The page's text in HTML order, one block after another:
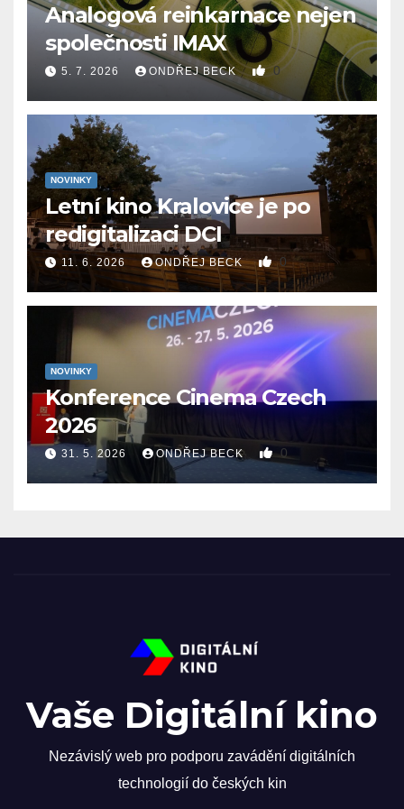
Analogová reinkarnace nejen
společnosti IMAX
5. 7. 2026 ONDŘEJ BECK 0
NOVINKY
Letní kino Kralovice je po
redigitalizaci DCI
11. 6. 2026 ONDŘEJ BECK 0
NOVINKY
Konference Cinema Czech
2026
31. 5. 2026 ONDŘEJ BECK 0
Vaše Digitální kino
Nezávislý web pro podporu zavádění digitálních
technologií do českých kin